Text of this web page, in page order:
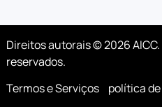
Direitos autorais © 2026
reservados.
Termos e Serviços
política